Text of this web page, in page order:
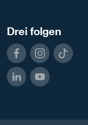
Drei folgen